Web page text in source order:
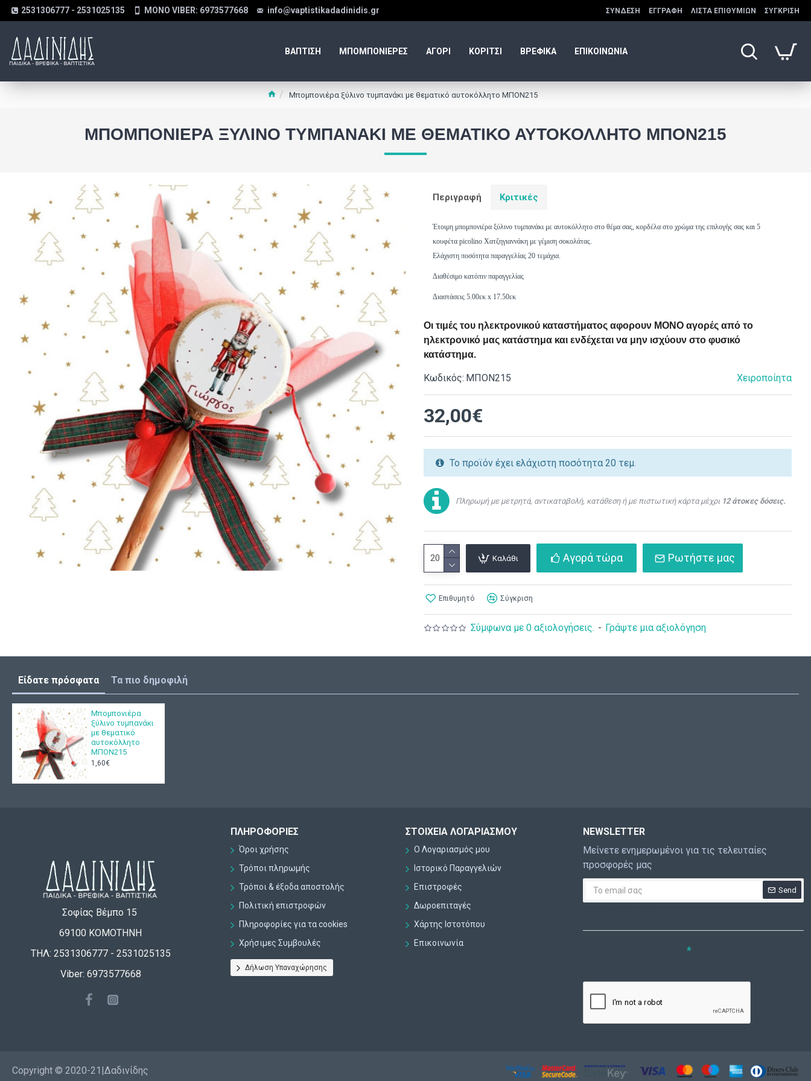
2531306777 - 2531025135 MONO VIBER: 6973577668 info@vaptistikadadinidis.gr ΣΎΝΔΕΣΗ ΕΓΓΡΑΦΉ ΛΊΣΤΑ ΕΠΙΘΥΜΙΏΝ ΣΎΓΚΡΙΣΗ
ΒΑΠΤΙΣΗ ΜΠΟΜΠΟΝΙΕΡΕΣ ΑΓΟΡΙ ΚΟΡΙΤΣΙ ΒΡΕΦΙΚΑ ΕΠΙΚΟΙΝΩΝΙΑ
Μπομπονιέρα ξύλινο τυμπανάκι με θεματικό αυτοκόλλητο ΜΠΟΝ215
ΜΠΟΜΠΟΝΙΈΡΑ ΞΎΛΙΝΟ ΤΥΜΠΑΝΆΚΙ ΜΕ ΘΕΜΑΤΙΚΌ ΑΥΤΟΚΌΛΛΗΤΟ ΜΠΟΝ215
Περιγραφή Κριτικές
Έτοιμη μπομπονιέρα ξύλινο τυμπανάκι με αυτοκόλλητο στο θέμα σας, κορδέλα στο χρώμα της επιλογής σας και 5
κουφέτα picolino Χατζηγιαννάκη με γέμιση σοκολάτας.
Ελάχιστη ποσότητα παραγγελίας 20 τεμάχια.
Διαθέσιμο κατόπιν παραγγελίας
Διαστάσεις 5.00εκ x 17.50εκ
Οι τιμές του ηλεκτρονικού καταστήματος αφορουν ΜΟΝΟ αγορές από το
ηλεκτρονικό μας κατάστημα και ενδέχεται να μην ισχύουν στο φυσικό
κατάστημα.
Κωδικός: ΜΠΟΝ215 Χειροποίητα
Σύμφωνα με 0 αξιολογήσεις. - Γράψτε μια αξιολόγηση
32,00€
Καλάθι Αγορά τώρα Ρωτήστε μας
Επιθυμητό Σύγκριση
Το προϊόν έχει ελάχιστη ποσότητα 20 τεμ.
Πληρωμή με μετρητά, αντικαταβολή, κατάθεση ή με πιστωτική κάρτα μέχρι 12 άτοκες δόσεις.
Είδατε πρόσφατα Τα πιο δημοφιλή
Μπομπονιέρα
ξύλινο τυμπανάκι
με θεματικό
αυτοκόλλητο
ΜΠΟΝ215
1,60€
Σοφίας Βέμπο 15
69100 ΚΟΜΟΤΗΝΗ
ΤΗΛ: 2531306777 - 2531025135
Viber: 6973577668
ΠΛΗΡΟΦΟΡΊΕΣ
Όροι χρήσης
Τρόποι πληρωμής
Τρόποι & έξοδα αποστολής
Πολιτική επιστροφών
Πληροφορίες για τα cookies
Χρήσιμες Συμβουλές
Δήλωση Υπαναχώρησης
ΣΤΟΙΧΕΊΑ ΛΟΓΑΡΙΑΣΜΟΎ
Ο Λογαριασμός μου
Ιστορικό Παραγγελιών
Επιστροφές
Δωροεπιταγές
Χάρτης Ιστοτόπου
Επικοινωνία
NEWSLETTER
Μείνετε ενημερωμένοι για τις τελευταίες
προσφορές μας
Send
Copyright © 2020-21|Δαδινίδης